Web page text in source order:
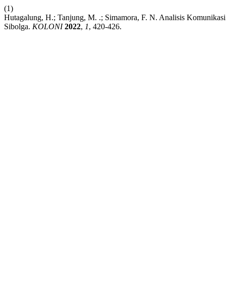
(1)
Hutagalung, H.; Tanjung, M. .; Simamora, F. N. Analisis
Sibolga. KOLONI 2022, 1, 420-426.